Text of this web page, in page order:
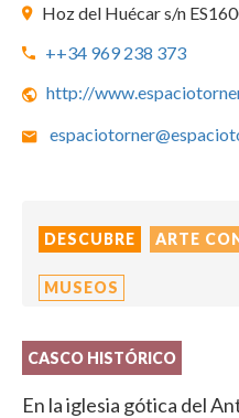
Hoz del Huécar s/n
++34 969 238 373
http://
DESCUBRE ARTE
MUSEOS
CASCO HISTÓRICO
En la iglesia gótica del